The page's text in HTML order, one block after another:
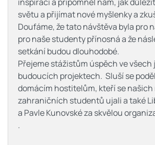
světu a přijímat nové myšlenky a
Doufáme, že tato návštěva byla pro
pro naše studenty přínosná a že
setkání budou dlouhodobé.
Přejeme stážistům úspěch ve všech
budoucích projektech. Sluší se
domácím hostitelům, kteří se našich
zahraničních studentů ujali a také
a Pavle Kunovské za skvělou
.